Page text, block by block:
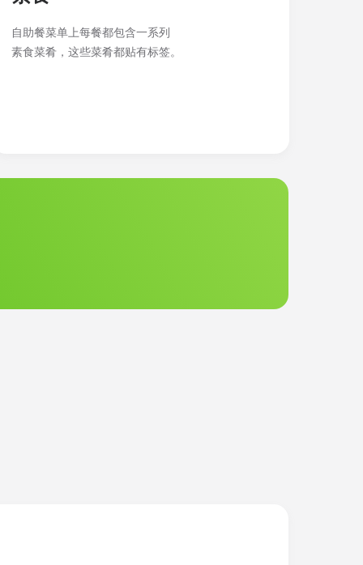
自助餐菜单上每餐都包含一系列
素食菜肴，这些菜肴都贴有标签。